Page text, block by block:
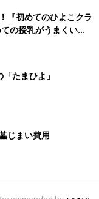
『初めてのひよこクラ
の授乳がうまくい
夏のトラブル 解決テ
たまひよ」
じまい費用